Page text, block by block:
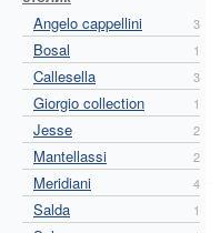
Angelo cappellini
3
Bosal 1
Callesella 3
Giorgio collection 1
Jesse 2
Mantellassi 2
Meridiani 4
Salda 1